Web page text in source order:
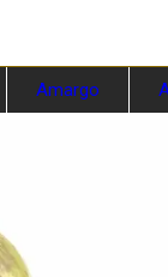
Amargo